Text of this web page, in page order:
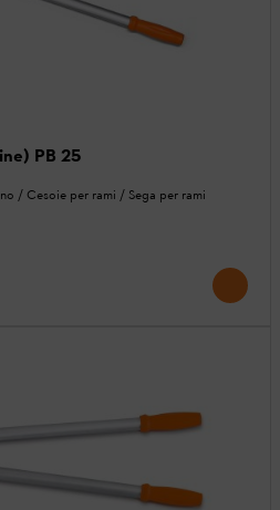
PB 25
/ Cesoie per rami / Sega per rami